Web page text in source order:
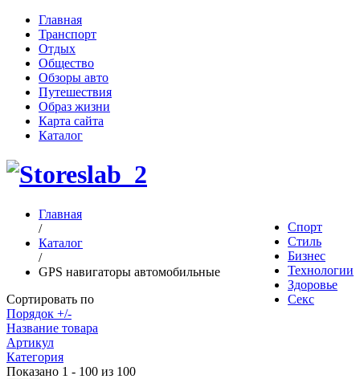
Главная
Транспорт
Отдых
Общество
Обзоры авто
Путешествия
Образ жизни
Карта сайта
Каталог
Спорт
Стиль
Бизнес
Технологии
Здоровье
Секс
Главная
/
Каталог
/
GPS навигаторы автомобильные
Сортировать по
Порядок +/-
Название товара
Артикул
Категория
Показано 1 - 100 из 100